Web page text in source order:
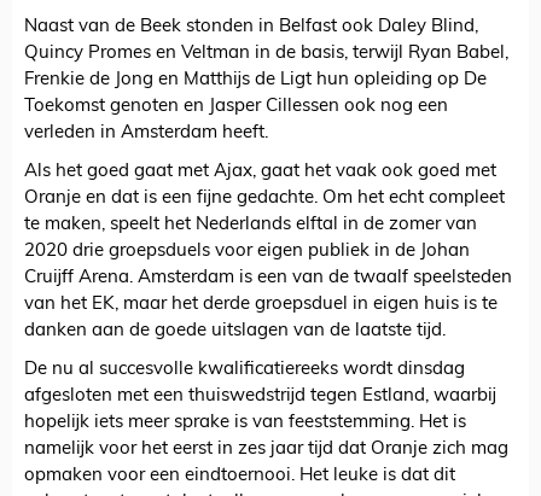
Naast van de Beek stonden in Belfast ook Daley Blind,
Quincy Promes en Veltman in de basis, terwijl Ryan Babel,
Frenkie de Jong en Matthijs de Ligt hun opleiding op De
Toekomst genoten en Jasper Cillessen ook nog een
verleden in Amsterdam heeft.
Als het goed gaat met Ajax, gaat het vaak ook goed met
Oranje en dat is een fijne gedachte. Om het echt compleet
te maken, speelt het Nederlands elftal in de zomer van
2020 drie groepsduels voor eigen publiek in de Johan
Cruijff Arena. Amsterdam is een van de twaalf speelsteden
van het EK, maar het derde groepsduel in eigen huis is te
danken aan de goede uitslagen van de laatste tijd.
De nu al succesvolle kwalificatiereeks wordt dinsdag
afgesloten met een thuiswedstrijd tegen Estland, waarbij
hopelijk iets meer sprake is van feeststemming. Het is
namelijk voor het eerst in zes jaar tijd dat Oranje zich mag
opmaken voor een eindtoernooi. Het leuke is dat dit